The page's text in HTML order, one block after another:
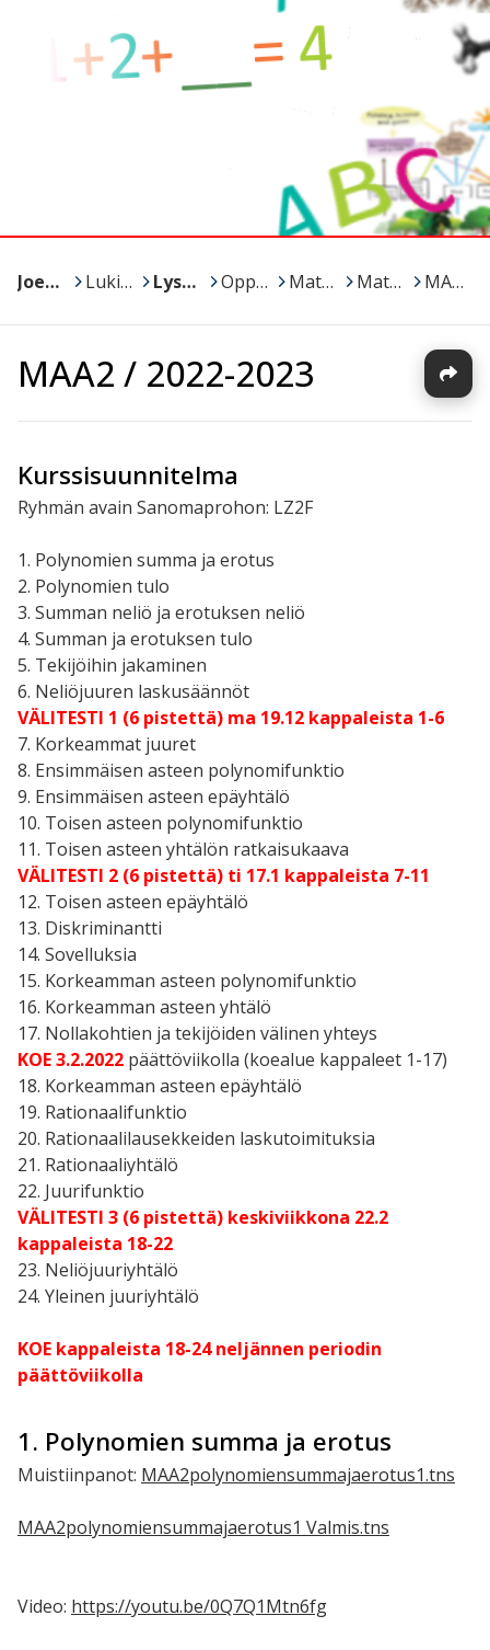
Joensuu Lukiot Lyseon lukio Oppiaineet ja kurssit Matematiikka Matikka / Minna MAA2 / 2022-2023
MAA2 / 2022-2023
Kurssisuunnitelma
Ryhmän avain Sanomaprohon: LZ2F
1. Polynomien summa ja erotus
2. Polynomien tulo
3. Summan neliö ja erotuksen neliö
4. Summan ja erotuksen tulo
5. Tekijöihin jakaminen
6. Neliöjuuren laskusäännöt
VÄLITESTI 1 (6 pistettä) ma 19.12 kappaleista 1-6
7. Korkeammat juuret
8. Ensimmäisen asteen polynomifunktio
9. Ensimmäisen asteen epäyhtälö
10. Toisen asteen polynomifunktio
11. Toisen asteen yhtälön ratkaisukaava
VÄLITESTI 2 (6 pistettä) ti 17.1 kappaleista 7-11
12. Toisen asteen epäyhtälö
13. Diskriminantti
14. Sovelluksia
15. Korkeamman asteen polynomifunktio
16. Korkeamman asteen yhtälö
17. Nollakohtien ja tekijöiden välinen yhteys
KOE 3.2.2022 päättöviikolla (koealue kappaleet 1-17)
18. Korkeamman asteen epäyhtälö
19. Rationaalifunktio
20. Rationaalilausekkeiden laskutoimituksia
21. Rationaaliyhtälö
22. Juurifunktio
VÄLITESTI 3 (6 pistettä) keskiviikkona 22.2
kappaleista 18-22
23. Neliöjuuriyhtälö
24. Yleinen juuriyhtälö
KOE kappaleista 18-24 neljännen periodin
päättöviikolla
1. Polynomien summa ja erotus
Muistiinpanot: MAA2polynomiensummajaerotus1.tns
MAA2polynomiensummajaerotus1 Valmis.tns
Video: https://youtu.be/0Q7Q1Mtn6fg